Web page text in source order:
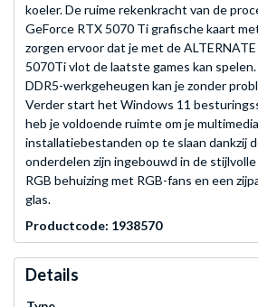
koeler. De ruime rekenkracht van de
GeForce RTX 5070 Ti grafische kaart
zorgen ervoor dat je met de
5070Ti vlot de laatste games kan
DDR5-werkgeheugen kan je zonder
Verder start het Windows 11
heb je voldoende ruimte om je
installatiebestanden op te slaan dankzij
onderdelen zijn ingebouwd in de
RGB behuizing met RGB-fans en een
glas.
Productcode: 1938570
Details